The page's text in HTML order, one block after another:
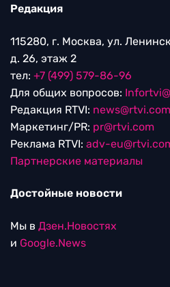
Редакция
115280, г. Москва, ул.
д. 26, этаж 2
тел: +7 (499) 579-86-96
Для общих вопросов:
Редакция RTVI: news@rtvi.com
Маркетинг/PR: pr@rtvi.com
Реклама RTVI: adv-
Партнерские материалы
Достойные новости
Мы в Дзен.Новостях
и Google.News